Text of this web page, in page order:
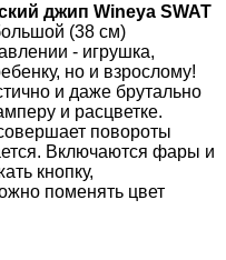
джип Wineya SWAT
(38 см)
- игрушка,
но и взрослому!
и даже брутально
и расцветке.
повороты
Включаются фары и
кнопку,
поменять цвет